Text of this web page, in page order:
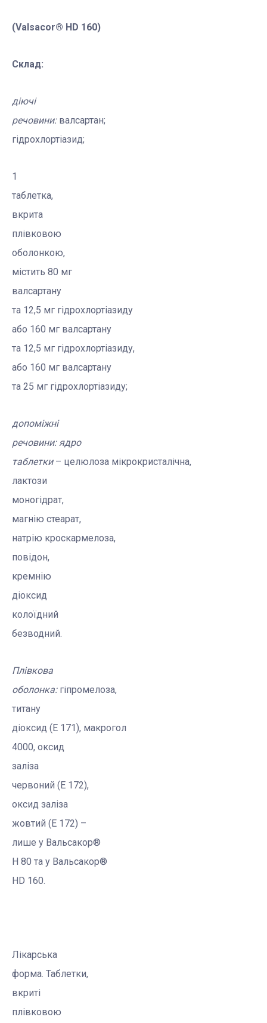
(Valsacor® HD 160)
Склад:
діючі
речовини: валсартан;
гідрохлортіазид;
1
таблетка,
вкрита
плівковою
оболонкою,
містить 80 мг
валсартану
та 12,5 мг гідрохлортіазиду
або 160 мг валсартану
та 12,5 мг гідрохлортіазиду,
або 160 мг валсартану
та 25 мг гідрохлортіазиду;
допоміжні
речовини: ядро
таблетки – целюлоза мікрокристалічна,
лактози
моногідрат,
магнію стеарат,
натрію кроскармелоза,
повідон,
кремнію
діоксид
колоїдний
безводний.
Плівкова
оболонка: гіпромелоза,
титану
діоксид (E 171), макрогол
4000, оксид
заліза
червоний (E 172),
оксид заліза
жовтий (E 172) –
лише у Вальсакор®
Н 80 та у Вальсакор®
НD 160.
Лікарська
форма. Таблетки,
вкриті
плівковою